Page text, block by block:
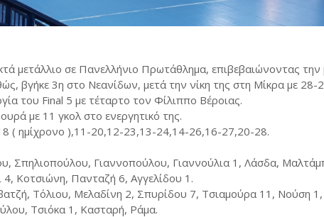
μετάλλιο σε Πανελλήνιο Πρωτάθλημα, επιβεβαιώνοντας την
βγήκε 3η στο Νεανίδων, μετά την νίκη της στη Μίκρα με
του Final 5 με τέταρτο τον Φίλιππο Βέροιας.
με 11 γκολ στο ενεργητικό της.
( ημίχρονο ),11-20,12-23,13-24,14-26,16-27,20-28.
Σπηλιοπούλου, Γιαννοπούλου, Γιαννούλια 1, Λάσδα,
Κοτσιώνη, Πανταζή 6, Αγγελίδου 1.
Τόλιου, Μελαδίνη 2, Σπυρίδου 7, Τσιαμούρα 11, Νούση
Τσιόκα 1, Κασταρή, Ράμα.